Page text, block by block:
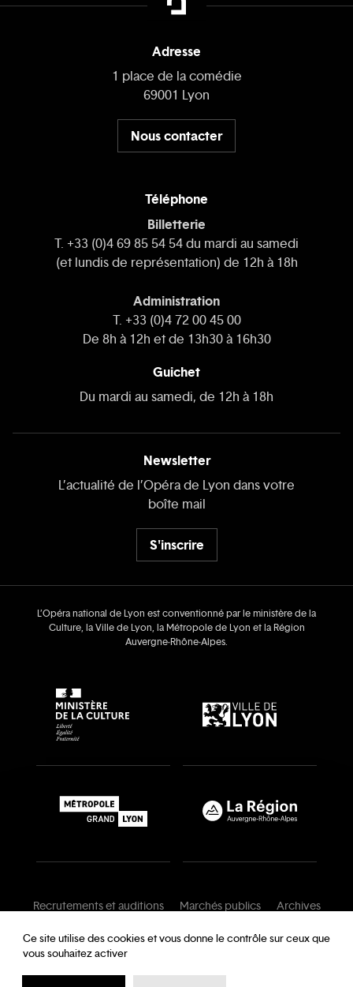
Adresse
1 place de la comédie
69001 Lyon
Nous contacter
Téléphone
Billetterie
T. +33 (0)4 69 85 54 54 du mardi au samedi
(et lundis de représentation) de 12h à 18h
Administration
T. +33 (0)4 72 00 45 00
De 8h à 12h et de 13h30 à 16h30
Guichet
Du mardi au samedi, de 12h à 18h
Newsletter
L’actualité de l’Opéra de Lyon dans votre
boîte mail
S'inscrire
L’Opéra national de Lyon est conventionné par le ministère de la
Culture, la Ville de Lyon, la Métropole de Lyon et la Région
Auvergne‑Rhône‑Alpes.
Recrutements et auditions Marchés publics
Archives
Mentions légales
Conditions générales
Charte de modération
Protection des données
Ce site utilise des cookies et vous donne le contrôle sur ceux que
vous souhaitez activer